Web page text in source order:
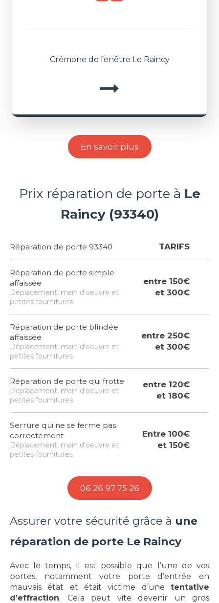
Crémone de fenêtre Le Raincy
En savoir plus
Prix réparation de porte à Le
Raincy (93340)
Réparation de porte 93340 TARIFS
Réparation de porte simple
affaissée
Déplacement, main d'oeuvre et
petites fournitures
entre 150€
et 300€
Réparation de porte blindée
affaissée
Déplacement, main d'oeuvre et
petites fournitures
entre 250€
et 300€
Réparation de porte qui frotte
Déplacement, main d'oeuvre et
petites fournitures
entre 120€
et 180€
Serrure qui ne se ferme pas
correctement
Déplacement, main d'oeuvre et
petites fournitures
Entre 100€
et 150€
06 26 97 75 26
Assurer votre sécurité grâce à une
réparation de porte Le Raincy
Avec le temps, il est possible que l’une de vos
portes, notamment votre porte d’entrée en
mauvais état et était victime d’une tentative
d’effraction. Cela peut vite devenir un gros